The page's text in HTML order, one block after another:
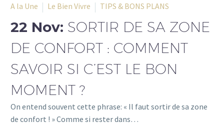
A la Une
Le Bien Vivre TIPS & BONS PLANS
22 Nov: SORTIR DE SA ZONE
DE CONFORT : COMMENT
SAVOIR SI C’EST LE BON
MOMENT ?
On entend souvent cette phrase: « Il faut sortir de sa zone
de confort ! » Comme si rester dans…